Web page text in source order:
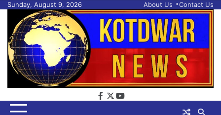
Skip
content
Sunday, August 9, 2026 About Us Contact Us
facebook
twitter
youtube